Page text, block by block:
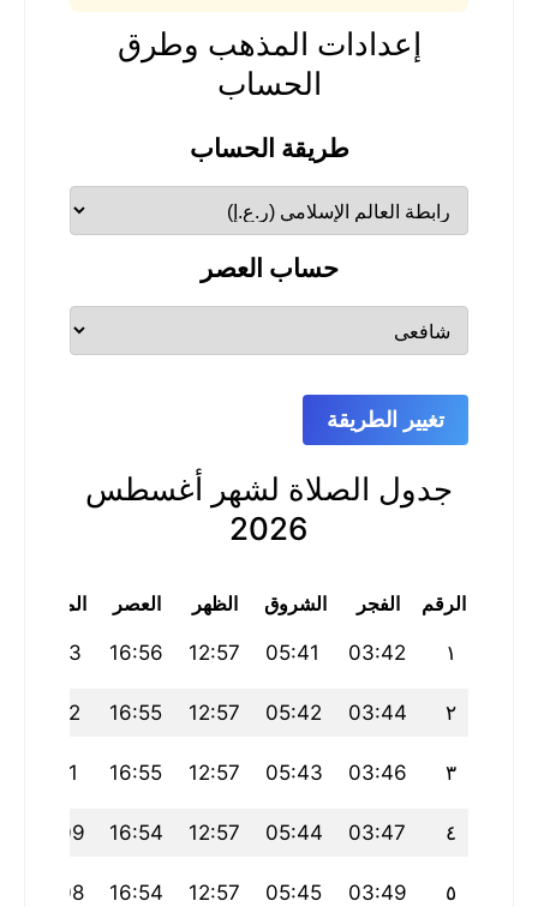
إعدادات المذهب وطرق
الحساب
طريقة الحساب
حساب العصر
تغيير الطريقة
جدول الصلاة لشهر أغسطس
2026
الرقم الفجر الشروق الظهر العصر المغرب
١ 03:42
05:41
12:57
16:56
20:13
٢ 03:44
05:42
12:57
16:55
20:12
٣ 03:46
05:43
12:57
16:55
20:11
٤ 03:47
05:44
12:57
16:54
20:09
٥ 03:49
05:45
12:57
16:54
20:08